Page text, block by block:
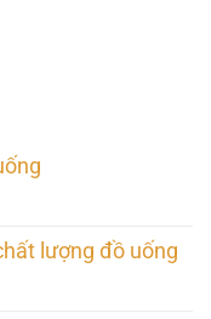
lượng đồ uống